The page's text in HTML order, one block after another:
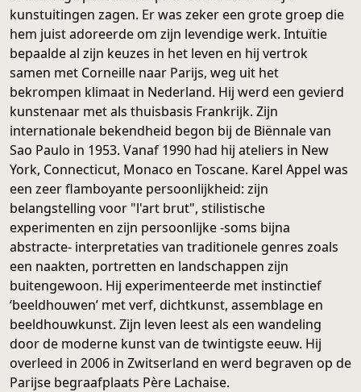
kunstuitingen zagen. Er was zeker een grote groep die
hem juist adoreerde om zijn levendige werk. Intuïtie
bepaalde al zijn keuzes in het leven en hij vertrok
samen met Corneille naar Parijs, weg uit het
bekrompen klimaat in Nederland. Hij werd een gevierd
kunstenaar met als thuisbasis Frankrijk. Zijn
internationale bekendheid begon bij de Biënnale van
Sao Paulo in 1953. Vanaf 1990 had hij ateliers in New
York, Connecticut, Monaco en Toscane. Karel Appel was
een zeer flamboyante persoonlijkheid: zijn
belangstelling voor "l'art brut", stilistische
experimenten en zijn persoonlijke -soms bijna
abstracte- interpretaties van traditionele genres zoals
een naakten, portretten en landschappen zijn
buitengewoon. Hij experimenteerde met instinctief
‘beeldhouwen’ met verf, dichtkunst, assemblage en
beeldhouwkunst. Zijn leven leest als een wandeling
door de moderne kunst van de twintigste eeuw. Hij
overleed in 2006 in Zwitserland en werd begraven op de
Parijse begraafplaats Père Lachaise.